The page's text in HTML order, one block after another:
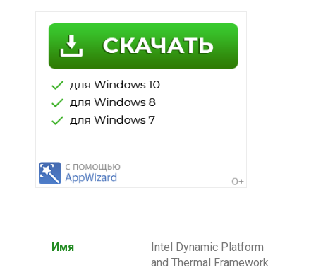
Имя
Intel Dynamic Platform
and Thermal Framework